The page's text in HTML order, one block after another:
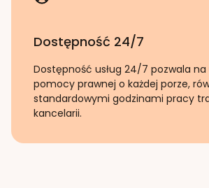
Dostępność 24/7
Dostępność usług 24/7 pozwala na
pomocy prawnej o każdej porze,
standardowymi godzinami pracy
kancelarii.